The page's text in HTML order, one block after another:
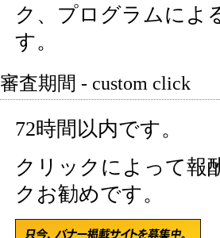
ク、プログラムによ
す。
審査期間 - custom click
72時間以内です。
クリックによって報
クお勧めです。